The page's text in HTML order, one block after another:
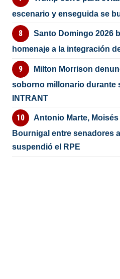
escenario y enseguida se
Santo Domingo 2026
homenaje a la integración
Milton Morrison
soborno millonario durante
INTRANT
Antonio Marte,
Bournigal entre senadores
suspendió el RPE